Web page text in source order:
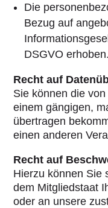
Die
Bezug auf
DSGVO erhoben.
Recht auf
Sie können die
einem gängigen,
übertragen
einen anderen
Recht auf
Hierzu können Sie
dem Mitgliedstaat
oder an unsere